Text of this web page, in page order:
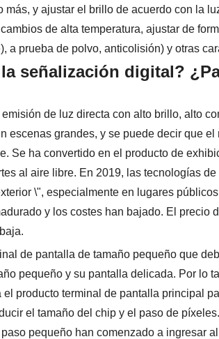
y ajustar el brillo de acuerdo con la
de alta temperatura, ajustar de
a prueba de polvo, anticolisión) y otras
señalización digital?
de luz directa con alto brillo, alto
escenas grandes, y se puede decir que
Se ha convertido en el producto de
al aire libre. En 2019, las tecnologías
\", especialmente en lugares
y los costes han bajado. El precio
de pantalla de tamaño pequeño que
pequeño y su pantalla delicada. Por lo
producto terminal de pantalla principal
el tamaño del chip y el paso de
pequeño han comenzado a ingresar